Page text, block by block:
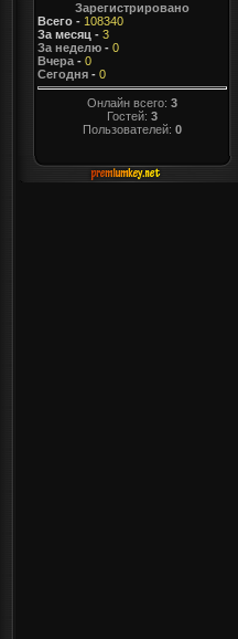
Зарегистрировано
Всего- 108340
За месяц - 3
За неделю- 0
Вчера- 0
Сегодня- 0
Онлайн всего: 3
Гостей: 3
Пользователей: 0